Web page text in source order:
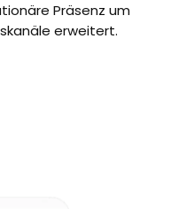
Präsenz um
erweitert.